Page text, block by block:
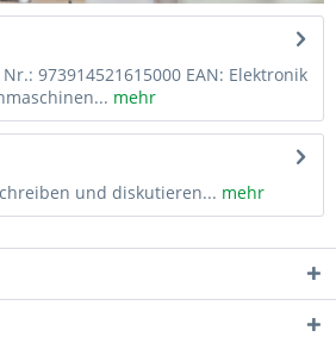
Nr.: 973914521615000 EAN: Elektronik
mehr
und diskutieren... mehr